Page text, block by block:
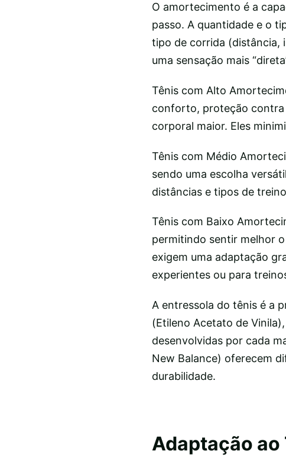
O amortecimento é a
passo. A quantidade e o
tipo de corrida (distância,
uma sensação mais
Tênis com Alto
conforto, proteção contra
corporal maior. Eles
Tênis com Médio
sendo uma escolha
distâncias e tipos de
Tênis com Baixo
permitindo sentir melhor
exigem uma adaptação
experientes ou para
A entressola do tênis é a
(Etileno Acetato de
desenvolvidas por cada
New Balance) oferecem
durabilidade.
Adaptação ao